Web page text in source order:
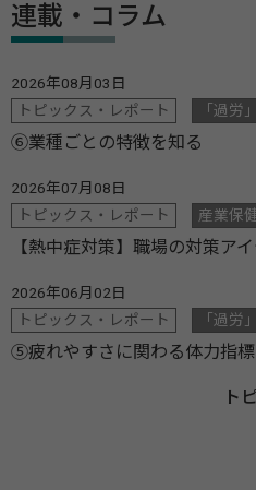
連載・コラム
2026年08月03日
トピックス・レポート
「過労
⑥業種ごとの特徴を知る
2026年07月08日
トピックス・レポート
産業保
【熱中症対策】職場の対策ア
2026年06月02日
トピックス・レポート
「過労
⑤疲れやすさに関わる体力指
ト